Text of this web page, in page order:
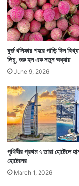
১ দিন পার হয়ে
এরপর সে ব্যাগ আর
ওই পরিবার। পাওয়া
জানাতেও যায়নি।
ন্ধ
জা
গ
তি
ক
বি
স্ম
য়
অ
পে
ক্ষা
আ
র
ক
য়ে
ক
দি
বুর্জ খলিফার শহরে পাড়ি দিল
লিচু, শুরু হল এক নতুন অধ্যায়
June 9, 2026
পৃথিবীর প্রথম ৭ তারা হোটেলে
হোটেলের
March 1, 2026